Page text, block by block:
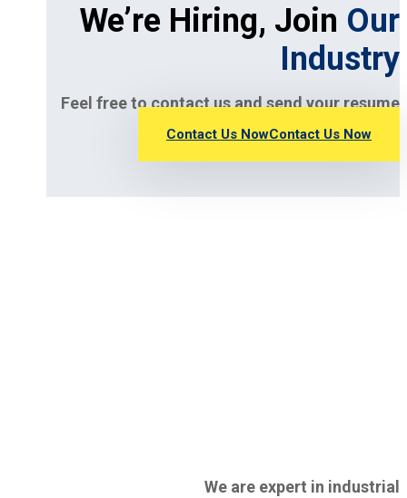
We’re Hiring, Join Our
Industry
Feel free to contact us and send your resume
Contact Us NowContact Us Now
We are expert in industrial